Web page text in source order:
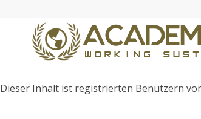
Dieser Inhalt ist registrierten Benutzern